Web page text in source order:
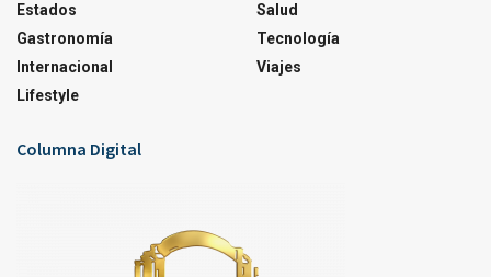
Estados
Gastronomía
Internacional
Lifestyle
Salud
Tecnología
Viajes
Columna Digital